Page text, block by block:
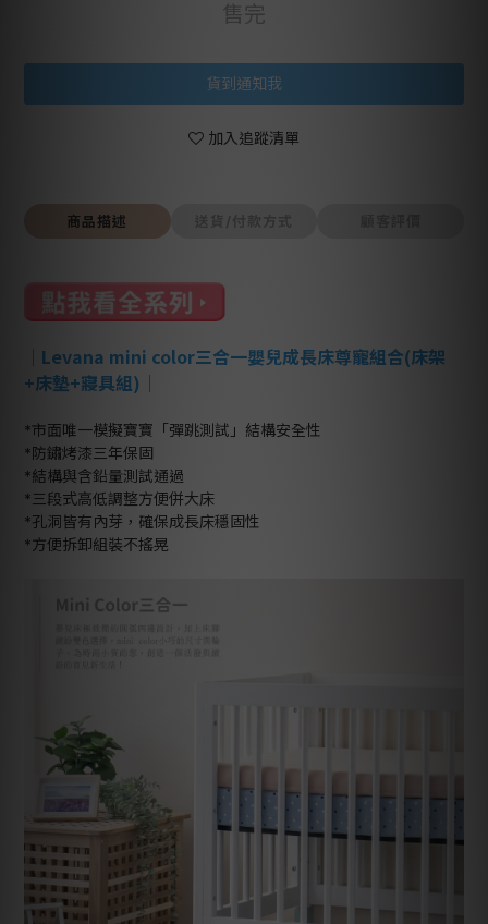
售完
貨到通知我
加入追蹤清單
商品描述
｜ Levana mini color三合一嬰兒成長床尊寵組合(床架
+床墊+寢具組) ｜
*市面唯一模擬寶寶「彈跳測試」結構安全性
*防鏽烤漆三年保固
*結構與含鉛量測試通過
*三段式高低調整方便併大床
*孔洞皆有內芽，確保成長床穩固性
*方便拆卸組裝不搖晃